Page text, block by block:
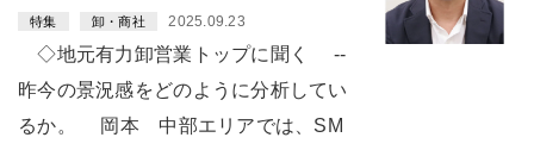
特集 卸・商社 2025.09.23
◇地元有力卸営業トップに聞く --
昨今の景況感をどのように分析してい
るか。 岡本 中部エリアでは、SM